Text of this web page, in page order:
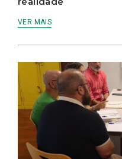
VER MAIS